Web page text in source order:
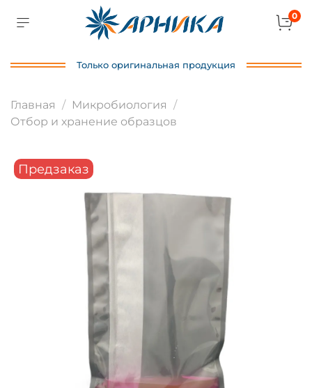
0
Только оригинальная продукция
Главная
Микробиология
Отбор и хранение образцов
Предзаказ